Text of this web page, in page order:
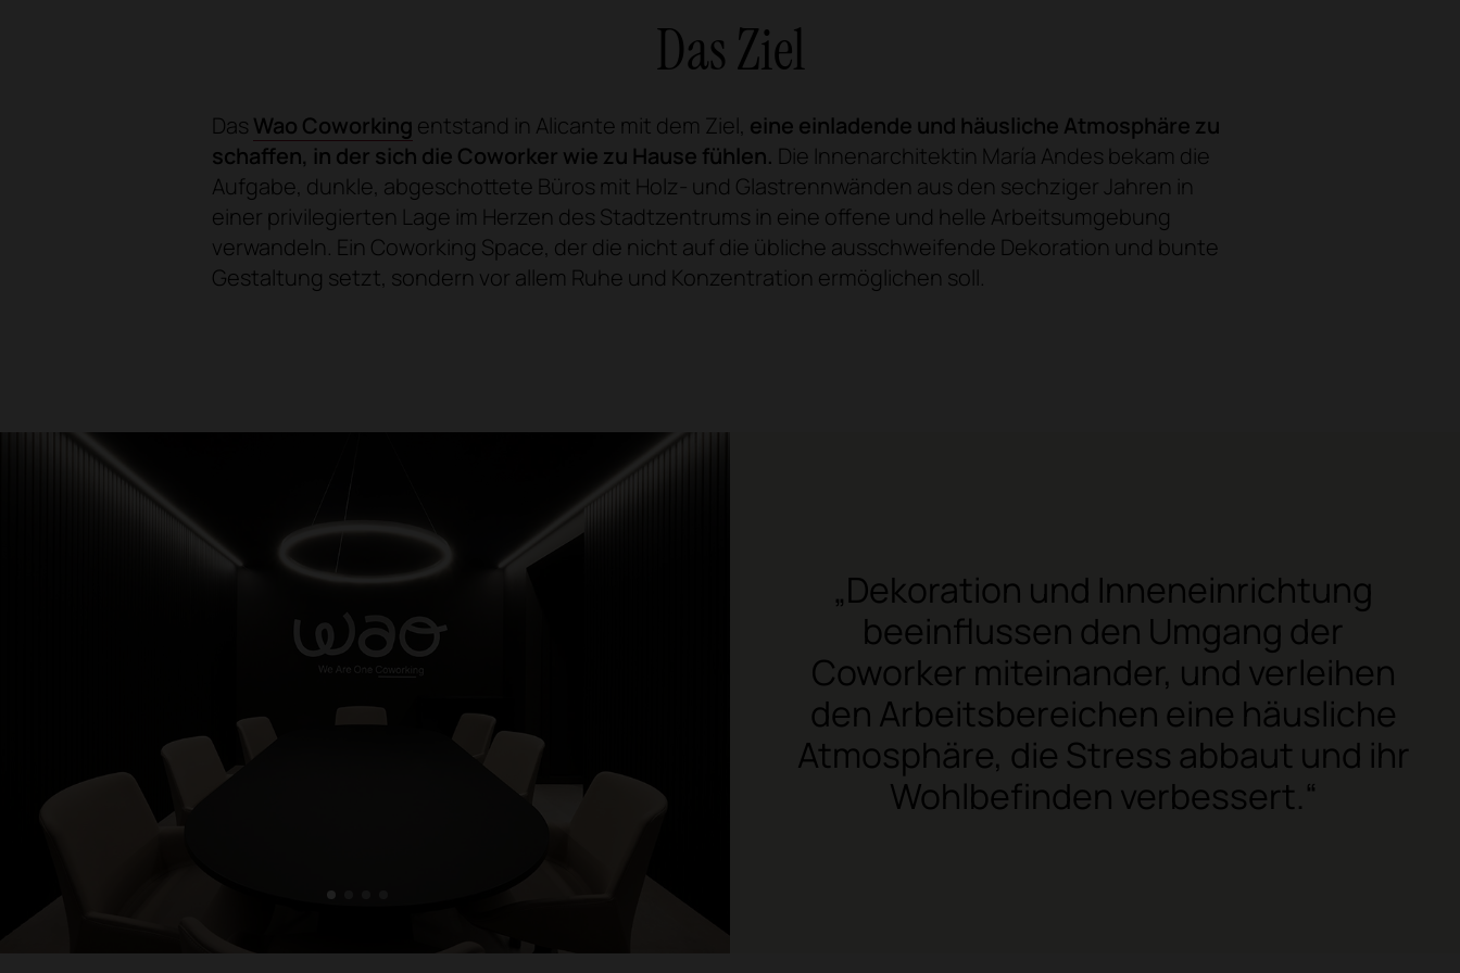
Das Ziel
Das Wao Coworking entstand in Alicante mit dem Ziel, eine einladende und häusliche Atmosphäre zu
schaffen, in der sich die Coworker wie zu Hause fühlen. Die Innenarchitektin María Andes bekam die
Aufgabe, dunkle, abgeschottete Büros mit Holz- und Glastrennwänden aus den sechziger Jahren in
einer privilegierten Lage im Herzen des Stadtzentrums in eine offene und helle Arbeitsumgebung
verwandeln. Ein Coworking Space, der die nicht auf die übliche ausschweifende Dekoration und bunte
Gestaltung setzt, sondern vor allem Ruhe und Konzentration ermöglichen soll.
1
„Dekoration und Inneneinrichtung
beeinflussen den Umgang der
Coworker miteinander, und verleihen
den Arbeitsbereichen eine häusliche
Atmosphäre, die Stress abbaut und ihr
Wohlbefinden verbessert.“